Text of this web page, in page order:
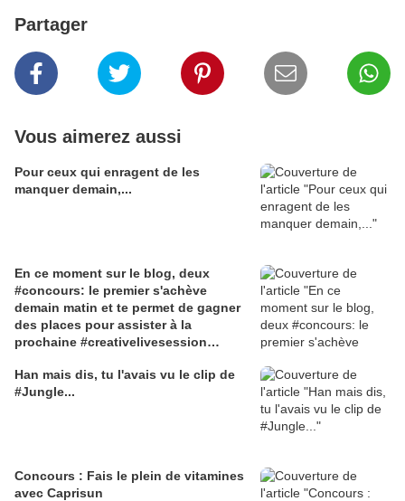
Partager
Vous aimerez aussi
Pour ceux qui enragent de les
manquer demain,...
En ce moment sur le blog, deux
#concours: le premier s'achève
demain matin et te permet de gagner
des places pour assister à la
prochaine #creativelivesession
avec #charliewinston, #alb,
#josefsalvat et #deluka. Le second se
end !
Han mais dis, tu l'avais vu le clip de
#Jungle...
Concours : Fais le plein de vitamines
avec Caprisun